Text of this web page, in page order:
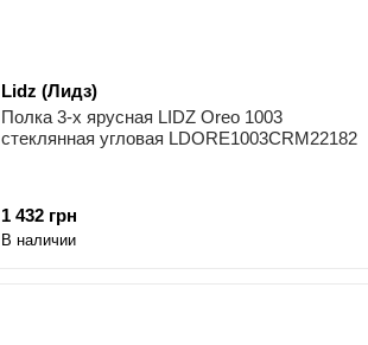
Lidz (Лидз)
Полка 3-х ярусная LIDZ Oreo 1003
стеклянная угловая LDORE1003CRM22182
1 432 грн
В наличии